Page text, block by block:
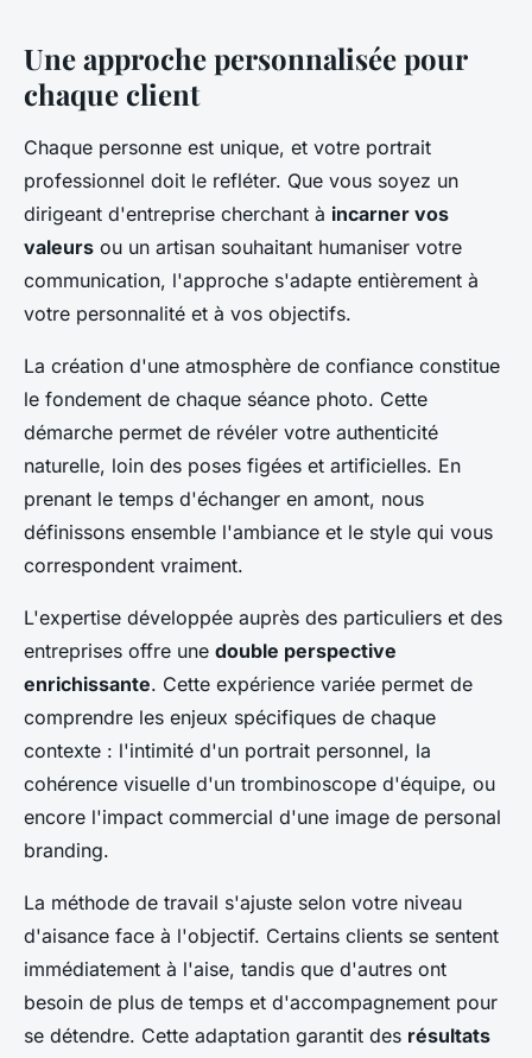
Une approche personnalisée pour
chaque client
Chaque personne est unique, et votre portrait
professionnel doit le refléter. Que vous soyez un
dirigeant d'entreprise cherchant à incarner vos
valeurs ou un artisan souhaitant humaniser votre
communication, l'approche s'adapte entièrement à
votre personnalité et à vos objectifs.
La création d'une atmosphère de confiance constitue
le fondement de chaque séance photo. Cette
démarche permet de révéler votre authenticité
naturelle, loin des poses figées et artificielles. En
prenant le temps d'échanger en amont, nous
définissons ensemble l'ambiance et le style qui vous
correspondent vraiment.
L'expertise développée auprès des particuliers et des
entreprises offre une double perspective
enrichissante. Cette expérience variée permet de
comprendre les enjeux spécifiques de chaque
contexte : l'intimité d'un portrait personnel, la
cohérence visuelle d'un trombinoscope d'équipe, ou
encore l'impact commercial d'une image de personal
branding.
La méthode de travail s'ajuste selon votre niveau
d'aisance face à l'objectif. Certains clients se sentent
immédiatement à l'aise, tandis que d'autres ont
besoin de plus de temps et d'accompagnement pour
se détendre. Cette adaptation garantit des résultats